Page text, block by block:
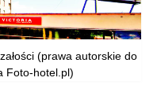
(prawa autorskie do
Foto-hotel.pl)